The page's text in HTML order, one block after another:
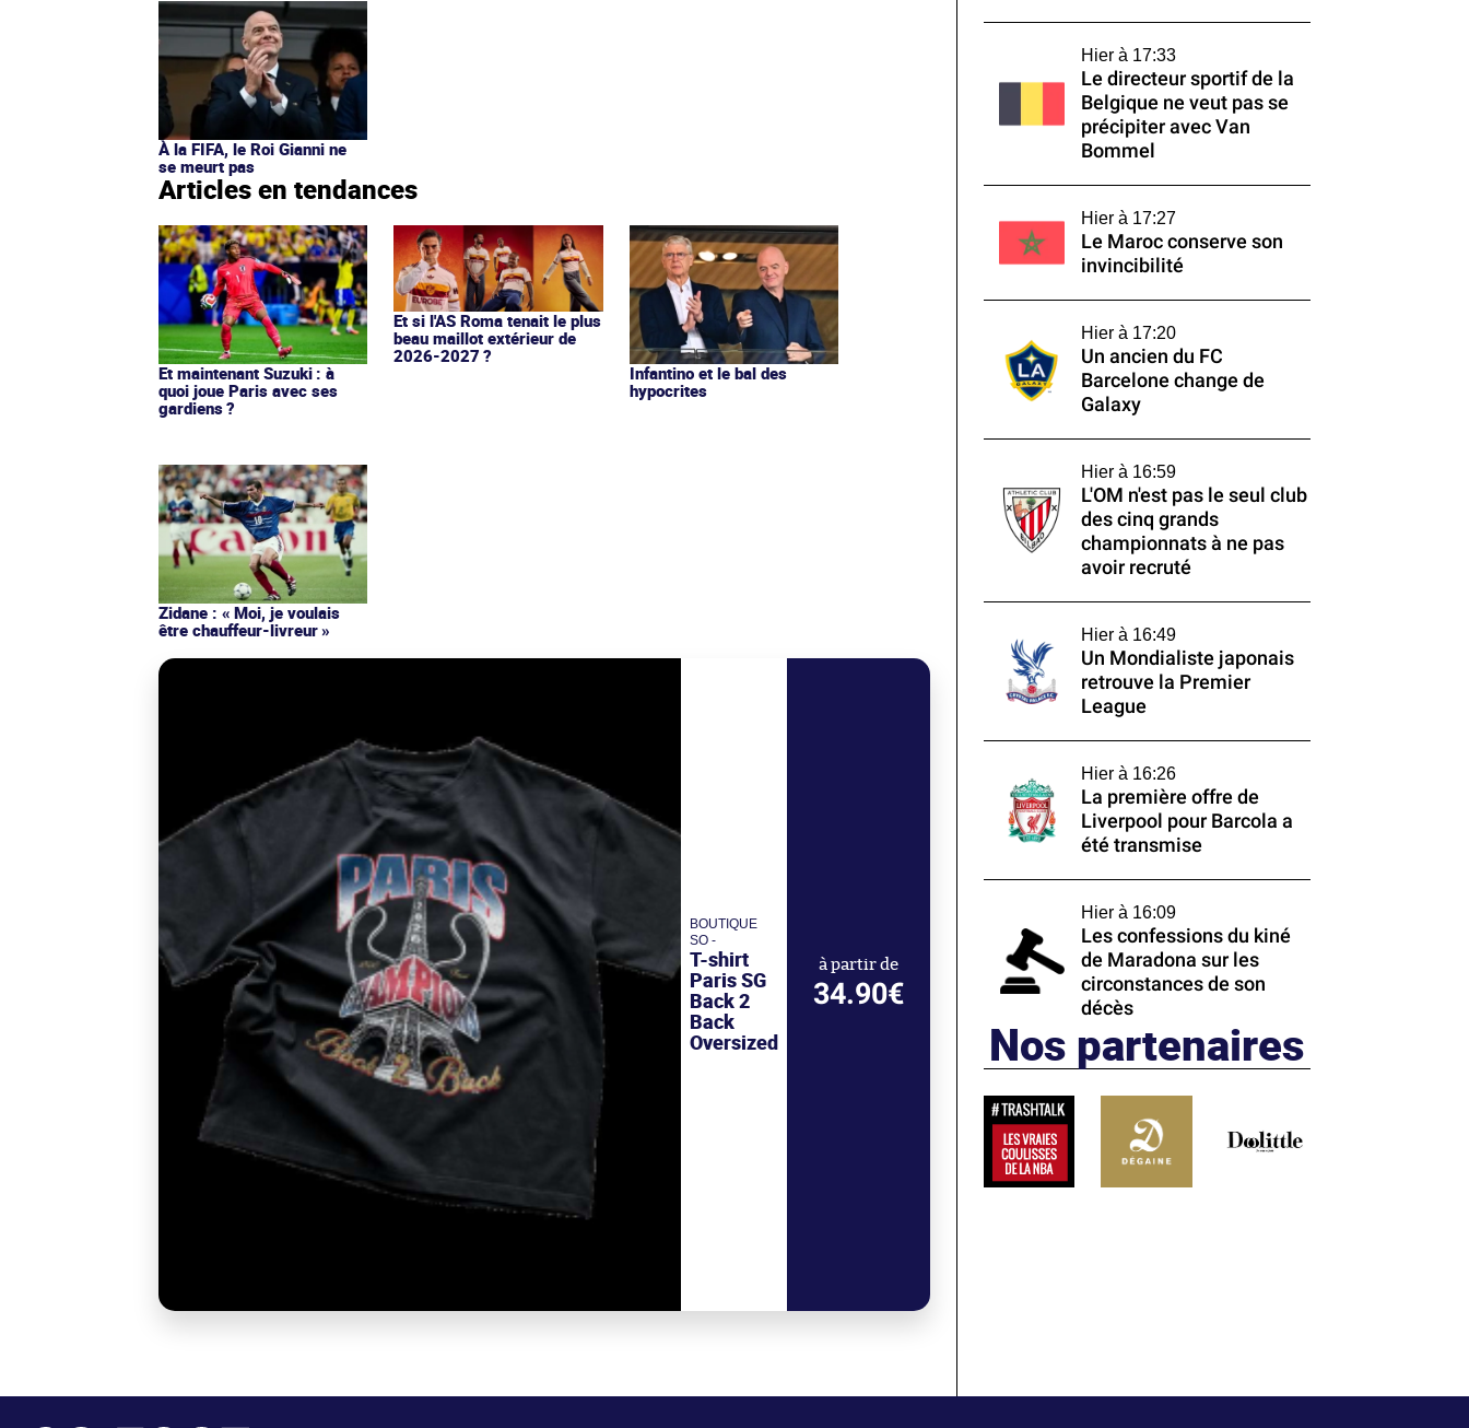
À la FIFA, le Roi Gianni ne
se meurt pas
Articles en tendances
Et maintenant Suzuki : à
quoi joue Paris avec ses
gardiens ?
Et si l'AS Roma tenait le plus
beau maillot extérieur de
2026-2027 ?
Infantino et le bal des
hypocrites
Zidane : « Moi, je voulais
être chauffeur-livreur »
BOUTIQUE
SO -
T-shirt
Paris SG
Back 2
Back
Oversized
à partir de
34.90€
Hier à 17:33
Le directeur sportif de la
Belgique ne veut pas se
précipiter avec Van
Bommel
Hier à 17:27
Le Maroc conserve son
invincibilité
Hier à 17:20
Un ancien du FC
Barcelone change de
Galaxy
Hier à 16:59
L'OM n'est pas le seul club
des cinq grands
championnats à ne pas
avoir recruté
Hier à 16:49
Un Mondialiste japonais
retrouve la Premier
League
Hier à 16:26
La première offre de
Liverpool pour Barcola a
été transmise
Hier à 16:09
Les confessions du kiné
de Maradona sur les
circonstances de son
décès
Nos partenaires